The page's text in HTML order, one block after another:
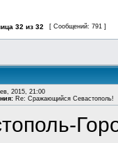
32 из 32 [ Сообщений: 791 ]
2015, 21:00
Re: Сражающийся Севастополь!